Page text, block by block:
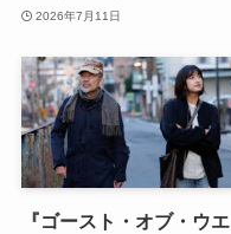
2026年7月11日
『ゴースト・オブ・ウエ